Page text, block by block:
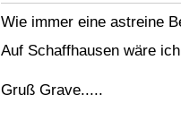
Wie immer eine astreine
Auf Schaffhausen wäre
Gruß Grave.....